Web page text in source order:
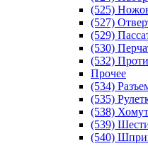
(525)
(527)
(529)
(530)
(532)
Прочее
(534)
(535)
(538)
(539)
(540)